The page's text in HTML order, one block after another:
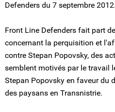
Defenders du 7 septembre 2012.
Front Line Defenders fait part
concernant la perquisition et
contre Stepan Popovsky, des
semblent motivés par le travail
Stepan Popovsky en faveur du
des paysans en Transnistrie.